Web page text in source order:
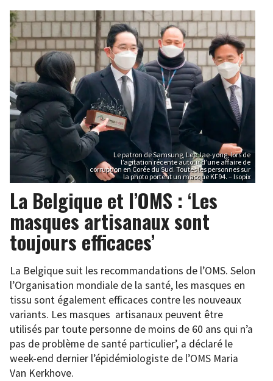
Le patron de Samsung, Lee Jae-yong, lors de
l’agitation récente autour d’une affaire de
corruption en Corée du Sud. Toutes les personnes sur
la photo portent un masque KF94. – Isopix
La Belgique et l’OMS : ‘Les
masques artisanaux sont
toujours efficaces’
La Belgique suit les recommandations de l’OMS. Selon
l’Organisation mondiale de la santé, les masques en
tissu sont également efficaces contre les nouveaux
variants. Les masques artisanaux peuvent être
utilisés par toute personne de moins de 60 ans qui n’a
pas de problème de santé particulier’, a déclaré le
week-end dernier l’épidémiologiste de l’OMS Maria
Van Kerkhove.